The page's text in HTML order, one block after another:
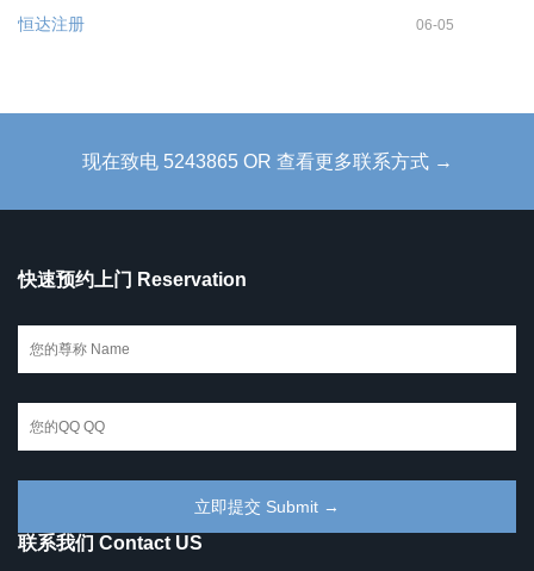
恒达注册 06-05
现在致电 5243865 OR 查看更多联系方式 →
快速预约上门 Reservation
联系我们 Contact US